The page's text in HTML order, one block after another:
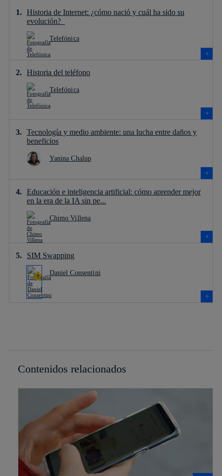
Historia de Internet: ¿cómo nació y cuál ha sido su
evolución?
Telefónica
Historia del teléfono
Telefónica
Tecnología y medio ambiente: una lucha entre daños y
beneficios
Yanina Chalup
Educación e inteligencia artificial: cómo aprender mejor
en la era de la IA sin pe...
Chimo Villena
SIM Swapping
Daniel Consentini
Contenidos relacionados